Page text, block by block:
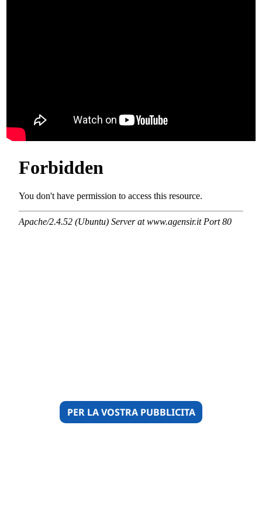
PER LA VOSTRA PUBBLICITA